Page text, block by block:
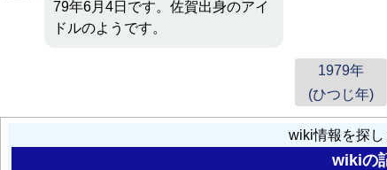
79年6月4日です。佐賀出身のアイ
ドルのようです。
1979年
(ひつじ年)
wiki情報を探し
wikiの